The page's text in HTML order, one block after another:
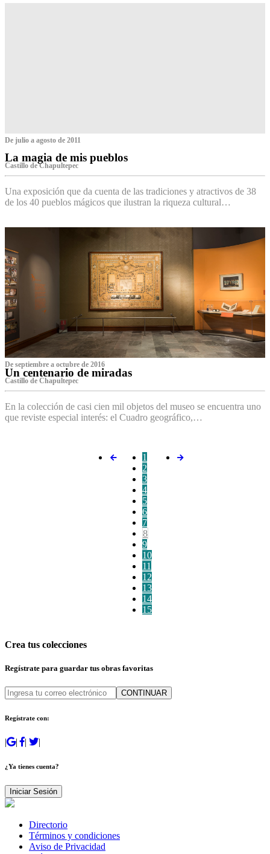
De julio a agosto de 2011
La magia de mis pueblos
Castillo de Chapultepec
Una exposición que da cuenta de las tradiciones y atractivos de 38
de los 40 pueblos mágicos que ilustran la riqueza cultural…
De septiembre a octubre de 2016
Un centenario de miradas
Castillo de Chapultepec
En la colección de casi cien mil objetos del museo se encuentra uno
que reviste especial interés: el Cuadro geográfico,…
1
2
3
4
5
6
7
8
9
10
11
12
13
14
15
Crea tus colecciones
Regístrate para guardar tus obras favoritas
CONTINUAR
Regístrate con:
| | | |
¿Ya tienes cuenta?
Iniciar Sesión
Directorio
Términos y condiciones
Aviso de Privacidad